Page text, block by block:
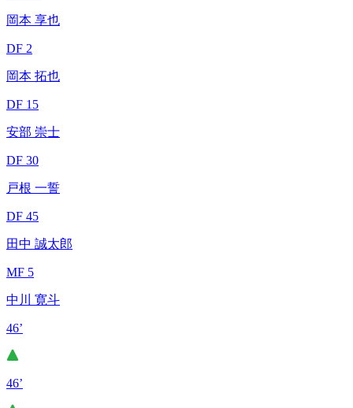
岡本 享也
DF 2
岡本 拓也
DF 15
安部 崇士
DF 30
戸根 一誓
DF 45
田中 誠太郎
MF 5
中川 寛斗
46’
46’